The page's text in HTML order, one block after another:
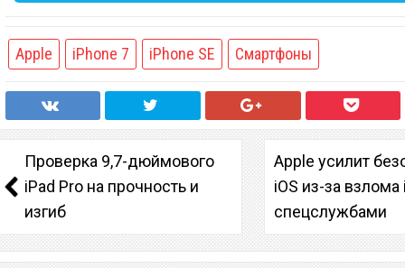
Apple iPhone 7 iPhone SE Смартфоны
Проверка 9,7-дюймового
iPad Pro на прочность и
изгиб
Apple усилит
iOS из-за взлома
спецслужбами